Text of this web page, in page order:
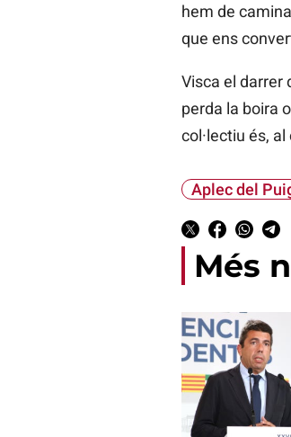
hem de
que ens
Visca el darrer
perda la boira
col·lectiu és,
Aplec del
Més